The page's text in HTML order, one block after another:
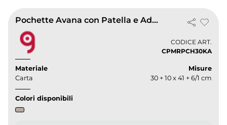
Pochette Avana con Patella e Adesivo 30x41cm | Carta 100g/m²
CODICE ART.
CPMRPCH30KA
Materiale
Carta
Misure
30 + 10 x 41 + 6/1 cm
Colori disponibili